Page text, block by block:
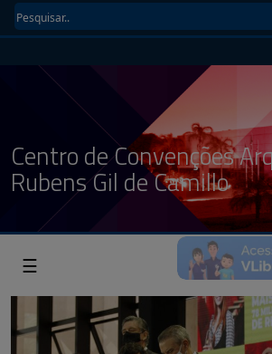
Centro de Convenções
Rubens Gil de Camillo
☰